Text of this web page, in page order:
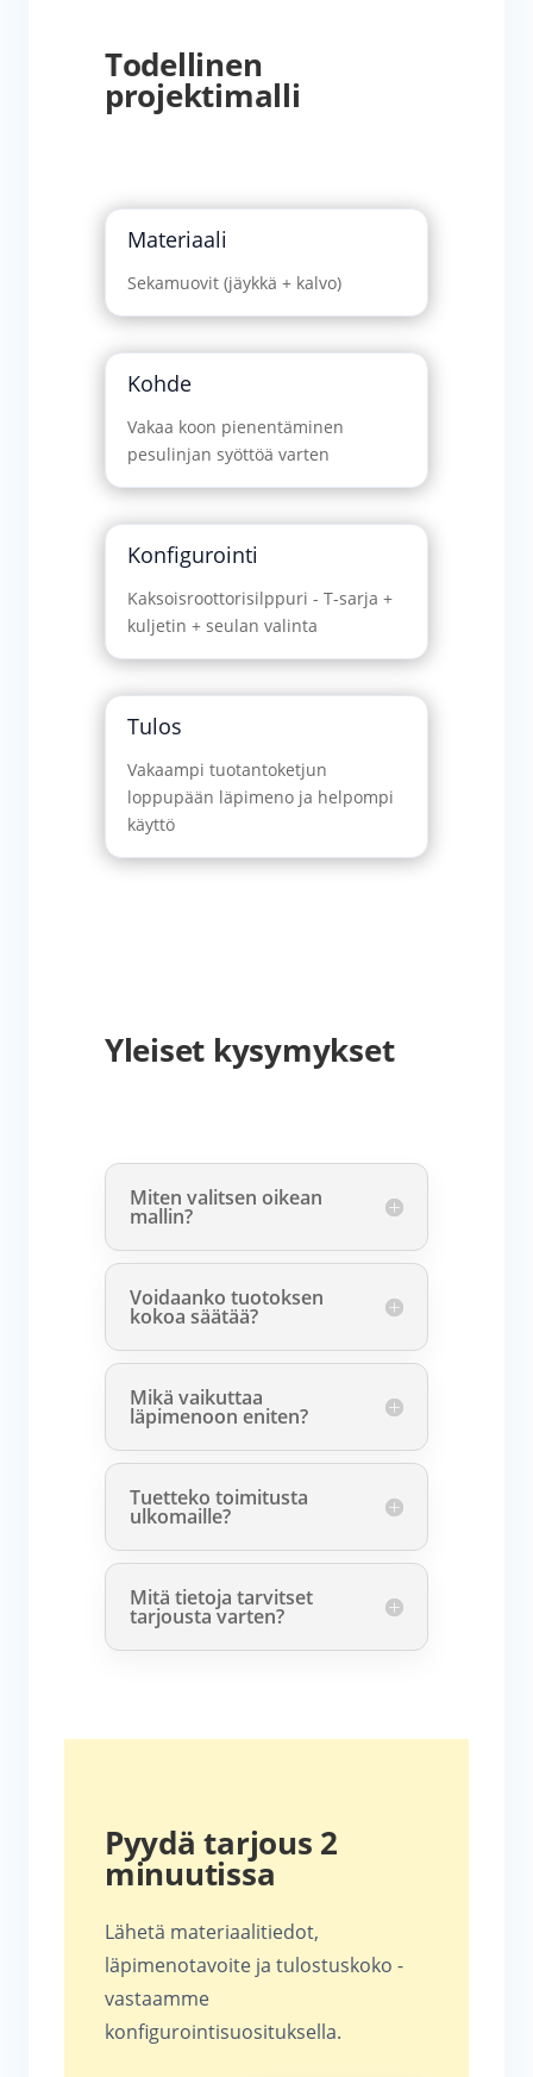
Todellinen
projektimalli
Materiaali
Sekamuovit (jäykkä + kalvo)
Kohde
Vakaa koon pienentäminen
pesulinjan syöttöä varten
Konfigurointi
Kaksoisroottorisilppuri - T-sarja +
kuljetin + seulan valinta
Tulos
Vakaampi tuotantoketjun
loppupään läpimeno ja helpompi
käyttö
Yleiset kysymykset
Miten valitsen oikean
mallin?
Voidaanko tuotoksen
kokoa säätää?
Mikä vaikuttaa
läpimenoon eniten?
Tuetteko toimitusta
ulkomaille?
Mitä tietoja tarvitset
tarjousta varten?
Pyydä tarjous 2
minuutissa
Lähetä materiaalitiedot,
läpimenotavoite ja tulostuskoko -
vastaamme
konfigurointisuosituksella.